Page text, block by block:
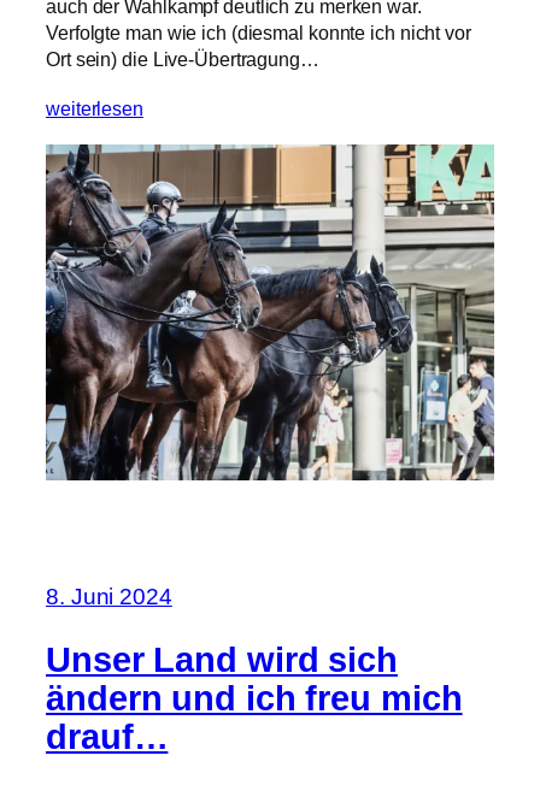
auch der Wahlkampf deutlich zu merken war.
Verfolgte man wie ich (diesmal konnte ich nicht vor
Ort sein) die Live-Übertragung…
weiterlesen
8. Juni 2024
Unser Land wird sich
ändern und ich freu mich
drauf…